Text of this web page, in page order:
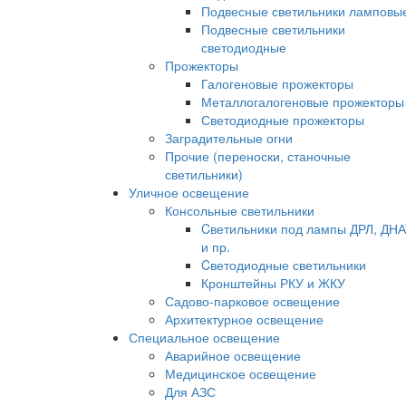
Подвесные светильники
Подвесные светильники
светодиодные
Прожекторы
Галогеновые прожекторы
Металлогалогеновые прожекторы
Светодиодные прожекторы
Заградительные огни
Прочие (переноски, станочные
светильники)
Уличное освещение
Консольные светильники
Cветильники под лампы ДРЛ,
и пр.
Cветодиодные светильники
Кронштейны РКУ и ЖКУ
Садово-парковое освещение
Архитектурное освещение
Специальное освещение
Аварийное освещение
Медицинское освещение
Для АЗС